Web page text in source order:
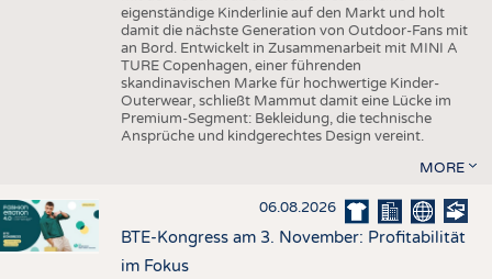
ADRESSEN & LINKS
PUBLIKATIONEN
BRANCHENTERMINE
eigenständige Kinderlinie auf den Markt und holt
damit die nächste Generation von Outdoor-Fans mit
an Bord. Entwickelt in Zusammenarbeit mit MINI A
TURE Copenhagen, einer führenden
skandinavischen Marke für hochwertige Kinder-
Outerwear, schließt Mammut damit eine Lücke im
Premium-Segment: Bekleidung, die technische
Ansprüche und kindgerechtes Design vereint.
MORE
06.08.2026
BTE-Kongress am 3. November: Profitabilität
im Fokus